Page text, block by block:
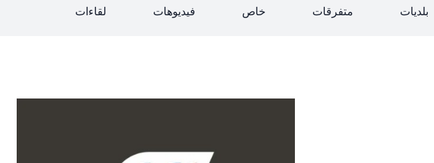
بلديات متفرقات خاص فيديوهات لقاءات